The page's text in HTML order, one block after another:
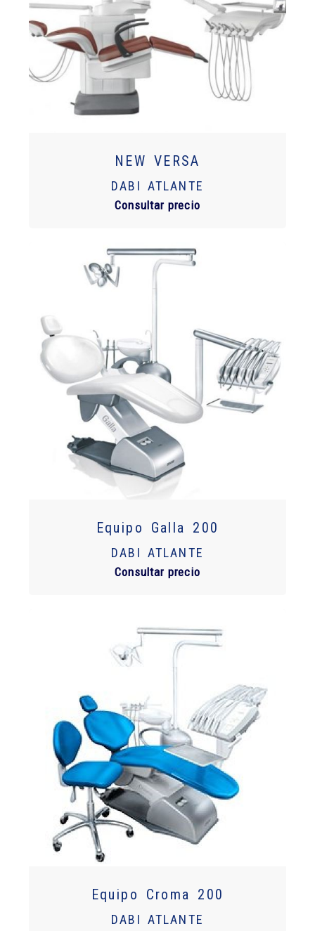
NEW VERSA
DABI ATLANTE
Consultar precio
Equipo Galla 200
DABI ATLANTE
Consultar precio
Equipo Croma 200
DABI ATLANTE